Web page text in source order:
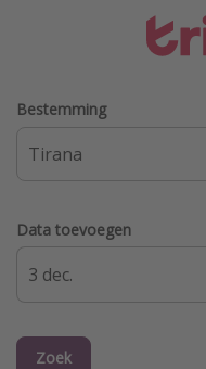
Bestemming
Data toevoegen
Zoek